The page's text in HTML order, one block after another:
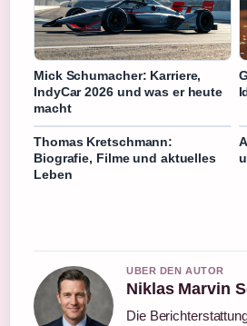
Mick Schumacher: Karriere,
IndyCar 2026 und was er heute
macht
Thomas Kretschmann:
Biografie, Filme und aktuelles
Leben
UBER DEN AUTOR
Niklas Marvin
Die